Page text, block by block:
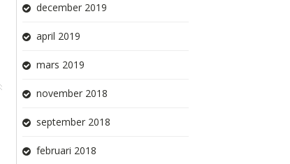
december 2019
april 2019
mars 2019
november 2018
september 2018
februari 2018